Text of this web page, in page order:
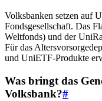
Volksbanken setzen auf
Fondsgesellschaft. Das
Weltfonds) und der
Für das
und UniETF-Produkte
Was bringt das
Volksbank?#